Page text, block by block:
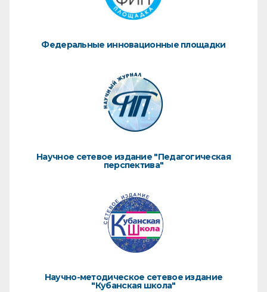
Федеральные инновационные площадки
Научное сетевое издание "Педагогическая
перспектива"
Научно-методическое сетевое издание
"Кубанская школа"